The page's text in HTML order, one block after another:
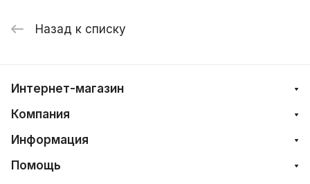
Назад к списку
Интернет-магазин
Компания
Информация
Помощь